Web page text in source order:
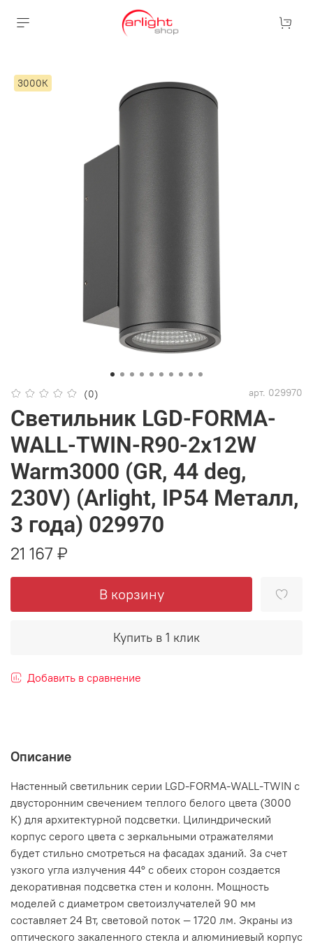
3000К
(0) арт. 029970
Светильник LGD-FORMA-
WALL-TWIN-R90-2x12W
Warm3000 (GR, 44 deg,
230V) (Arlight, IP54 Металл,
3 года) 029970
21 167 ₽
В корзину
Купить в 1 клик
Добавить в сравнение
Описание
Настенный светильник серии LGD-FORMA-WALL-TWIN с
двусторонним свечением теплого белого цвета (3000
К) для архитектурной подсветки. Цилиндрический
корпус серого цвета с зеркальными отражателями
будет стильно смотреться на фасадах зданий. За счет
узкого угла излучения 44° с обеих сторон создается
декоративная подсветка стен и колонн. Мощность
моделей с диаметром светоизлучателей 90 мм
составляет 24 Вт, световой поток — 1720 лм. Экраны из
оптического закаленного стекла и алюминиевый корпус